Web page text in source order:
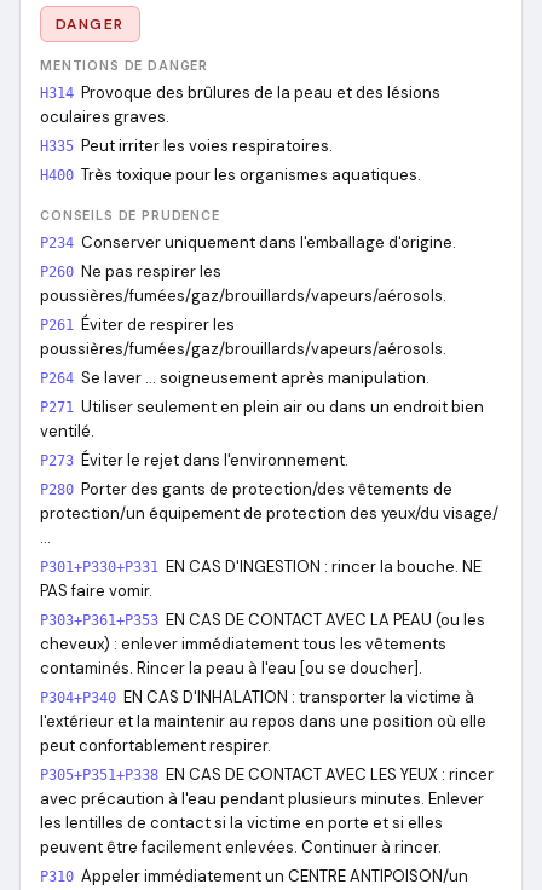
DANGER
MENTIONS DE DANGER
H314 Provoque des brûlures de la peau et des lésions
oculaires graves.
H335 Peut irriter les voies respiratoires.
H400 Très toxique pour les organismes aquatiques.
CONSEILS DE PRUDENCE
P234 Conserver uniquement dans l'emballage d'origine.
P260 Ne pas respirer les
poussières/fumées/gaz/brouillards/vapeurs/aérosols.
P261 Éviter de respirer les
poussières/fumées/gaz/brouillards/vapeurs/aérosols.
P264 Se laver … soigneusement après manipulation.
P271 Utiliser seulement en plein air ou dans un endroit bien
ventilé.
P273 Éviter le rejet dans l'environnement.
P280 Porter des gants de protection/des vêtements de
protection/un équipement de protection des yeux/du visage/
…
P301+P330+P331 EN CAS D'INGESTION : rincer la bouche. NE
PAS faire vomir.
P303+P361+P353 EN CAS DE CONTACT AVEC LA PEAU (ou les
cheveux) : enlever immédiatement tous les vêtements
contaminés. Rincer la peau à l'eau [ou se doucher].
P304+P340 EN CAS D'INHALATION : transporter la victime à
l'extérieur et la maintenir au repos dans une position où elle
peut confortablement respirer.
P305+P351+P338 EN CAS DE CONTACT AVEC LES YEUX : rincer
avec précaution à l'eau pendant plusieurs minutes. Enlever
les lentilles de contact si la victime en porte et si elles
peuvent être facilement enlevées. Continuer à rincer.
P310 Appeler immédiatement un CENTRE ANTIPOISON/un